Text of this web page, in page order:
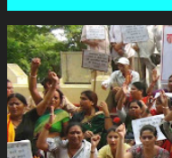
सं
दे
श